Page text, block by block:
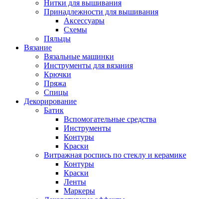
Нитки для вышивания
Принадлежности для вышивания
Аксессуары
Схемы
Пяльцы
Вязание
Вязальные машинки
Инструменты для вязания
Крючки
Пряжа
Спицы
Декорирование
Батик
Вспомогательные средства
Инструменты
Контуры
Краски
Витражная роспись по стеклу и керамике
Контуры
Краски
Ленты
Маркеры